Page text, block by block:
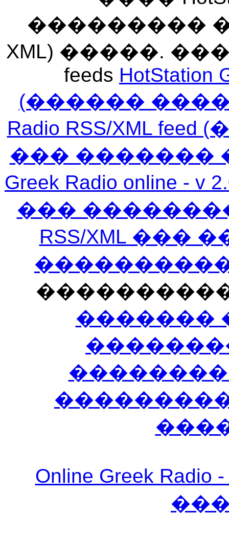
��������� ���
XML) �����.
feeds HotStation
(������
Radio RSS/XML
��� �������
Greek Radio
���
RSS/XML
�������
Online Greek